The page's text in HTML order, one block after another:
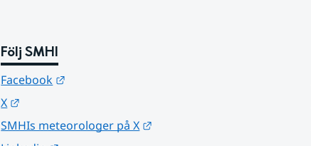
Följ SMHI
Facebook
X
SMHIs meteorologer på X